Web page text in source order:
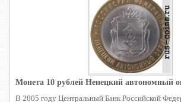
Монета 10 рублей Ненецкий автономный
В 2005 году Центральный Банк Российской